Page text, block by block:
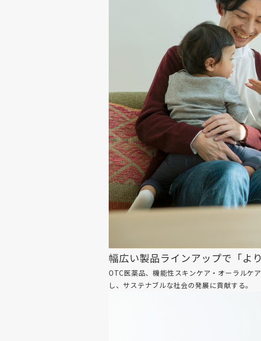
幅広い製品ラインアップで「よ
OTC医薬品、機能性スキンケア・オーラルケ
し、サステナブルな社会の発展に貢献する。